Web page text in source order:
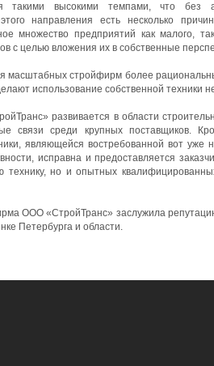
такими высокими темпами, что без
этого направления есть несколько
множество предприятий как малого,
с целью вложения их в собственные
масштабных стройфирм более
использование собственной техники
развивается в области
связи среди крупных поставщиков.
являющейся востребованной вот уже
исправна и предоставляется
технику, но и опытных
ООО «СтройТранс» заслужила
Петербурга и области.